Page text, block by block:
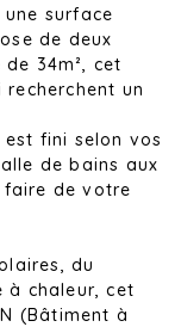
surface
de deux
34m², cet
un
fini selon vos
de bains aux
de votre
du
à chaleur, cet
(Bâtiment à